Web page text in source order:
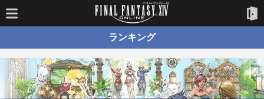
ランキング